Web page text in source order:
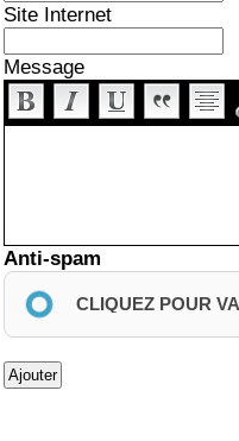
Site Internet
Message
Anti-spam
CLIQUEZ POUR